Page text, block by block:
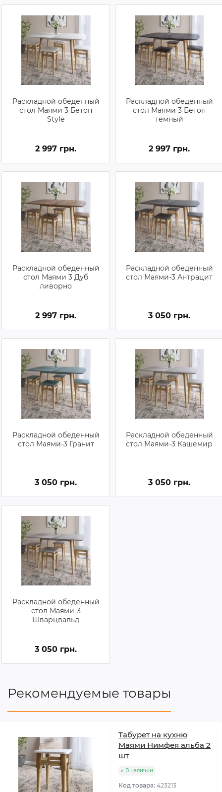
Раскладной обеденный
стол Маями 3 Бетон
Style
2 997 грн.
Раскладной обеденный
стол Маями 3 Бетон
темный
2 997 грн.
Раскладной обеденный
стол Маями 3 Дуб
ливорно
2 997 грн.
Раскладной обеденный
стол Маями-3 Антрацит
3 050 грн.
Раскладной обеденный
стол Маями-3 Гранит
3 050 грн.
Раскладной обеденный
стол Маями-3 Кашемир
3 050 грн.
Раскладной обеденный
стол Маями-3
Шварцвальд
3 050 грн.
Рекомендуемые товары
Табурет на кухню
Маями Нимфея альба 2
шт
В наличии
Код товара: 423213